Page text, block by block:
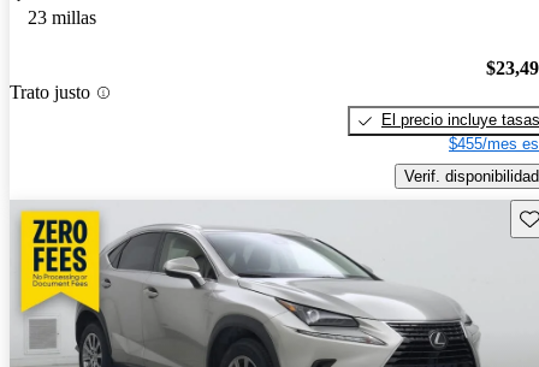
23 millas
Trato justo
El precio incluye tasas
$455/mes
Verif. disponibilidad